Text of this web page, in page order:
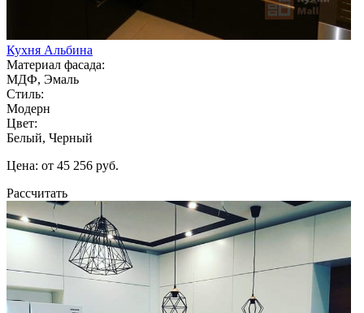
Кухня Альбина
Материал фасада:
МДФ, Эмаль
Стиль:
Модерн
Цвет:
Белый, Черный
Цена: от 45 256 руб.
Рассчитать